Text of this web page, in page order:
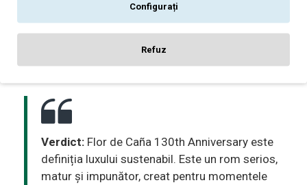
Volum:700 ml.
45% vol. (o tărie superioară care susține
Verdict: Flor de Caña 130th Anniversary este
definiția luxului sustenabil. Este un rom serios,
matur și impunător, creat pentru momentele
Configurați
Refuz